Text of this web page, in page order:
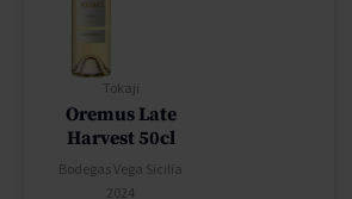
Tokaji
Oremus Late
Harvest 50cl
Bodegas Vega Sicilia
2024